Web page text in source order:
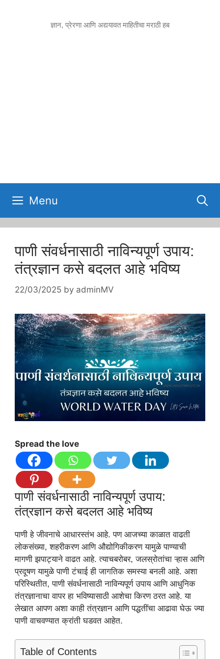
ज्ञान, प्रेरणा आणि अद्ययावत माहितीचा मराठी हब
Menu
पाणी संवर्धनासाठी नाविन्यपूर्ण उपाय:
तंत्रज्ञान कसे बदलत आहे भविष्य
22/03/2025 by adminMV
Spread the love
पाणी संवर्धनासाठी नाविन्यपूर्ण उपाय:
तंत्रज्ञान कसे बदलत आहे भविष्य
पाणी हे जीवनाचे आधारस्तंभ आहे. पण आजच्या काळात वाढती
लोकसंख्या, शहरीकरण आणि औद्योगिकीकरण यामुळे पाण्याची
मागणी झपाट्याने वाढत आहे. त्याचबरोबर, जलस्रोतांचा ऱ्हास आणि
प्रदूषण यामुळे पाणी टंचाई ही जागतिक समस्या बनली आहे. अशा
परिस्थितीत, पाणी संवर्धनासाठी नाविन्यपूर्ण उपाय आणि आधुनिक
तंत्रज्ञानाचा वापर हा भविष्यासाठी आशेचा किरण ठरत आहे. या
लेखात आपण अशा काही तंत्रज्ञान आणि पद्धतींचा आढावा घेऊ ज्या
पाणी वाचवण्यात क्रांती घडवत आहेत.
Table of Contents